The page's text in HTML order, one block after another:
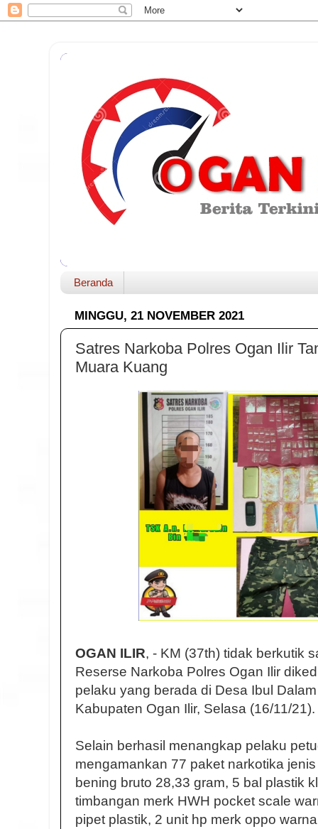
Beranda
MINGGU, 21 NOVEMBER 2021
Satres Narkoba Polres Ogan Ilir
Muara Kuang
OGAN ILIR, - KM (37th) tidak berkutik
Reserse Narkoba Polres Ogan Ilir
pelaku yang berada di Desa Ibul
Kabupaten Ogan Ilir, Selasa (16/11/21).
Selain berhasil menangkap pelaku
mengamankan 77 paket narkotika
bening bruto 28,33 gram, 5 bal plastik
timbangan merk HWH pocket scale
pipet plastik, 2 unit hp merk oppo